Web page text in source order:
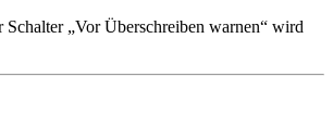
Schalter Vor Überschreiben warnen
wird